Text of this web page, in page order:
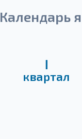
Календарь
Ⅰ
квартал